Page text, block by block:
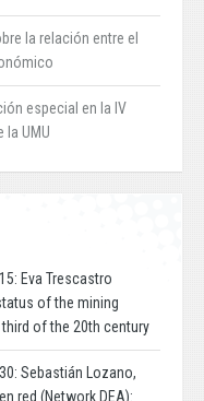
la relación entre el
especial en la IV
la UMU
Eva Trescastro
of the mining
of the 20th century
Sebastián Lozano,
red (Network DEA):